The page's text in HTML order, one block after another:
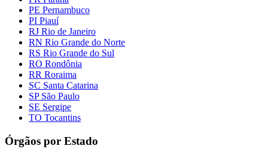
PE Pernambuco
PI Piauí
RJ Rio de Janeiro
RN Rio Grande do Norte
RS Rio Grande do Sul
RO Rondônia
RR Roraima
SC Santa Catarina
SP São Paulo
SE Sergipe
TO Tocantins
Órgãos por Estado